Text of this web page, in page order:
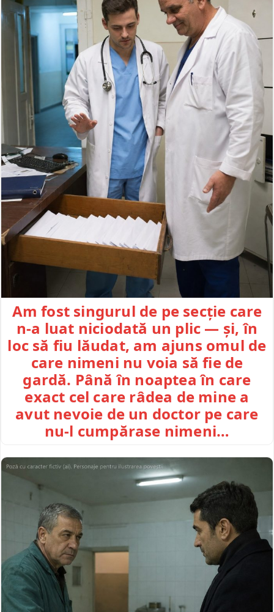
Am fost singurul de pe secție care
n-a luat niciodată un plic — și, în
loc să fiu lăudat, am ajuns omul de
care nimeni nu voia să fie de
gardă. Până în noaptea în care
exact cel care râdea de mine a
avut nevoie de un doctor pe care
nu-l cumpărase nimeni…